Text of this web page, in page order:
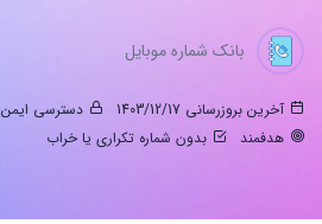
بانک شماره موبایل
آخرین بروزرسانی 1403/12/17 دسترسی ایمن
هدفمند
بدون شماره تکراری یا خراب